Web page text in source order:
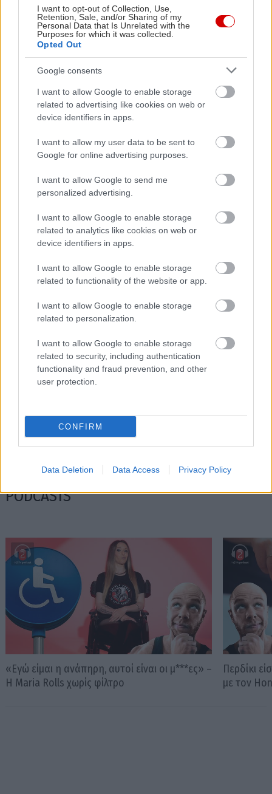
I want to opt-out of Collection, Use,
Retention, Sale, and/or Sharing of my
Personal Data that Is Unrelated with the
Purposes for which it was collected.
Opted Out
Google consents
I want to allow Google to enable storage
related to advertising like cookies on web or
device identifiers in apps.
I want to allow my user data to be sent to
Google for online advertising purposes.
I want to allow Google to send me
personalized advertising.
I want to allow Google to enable storage
related to analytics like cookies on web or
device identifiers in apps.
I want to allow Google to enable storage
related to functionality of the website or app.
I want to allow Google to enable storage
related to personalization.
I want to allow Google to enable storage
related to security, including authentication
functionality and fraud prevention, and other
user protection.
CONFIRM
Data Deletion Data Access Privacy Policy
Διαβάστε επίσης
άλλους να λένε
PODCASTS
«Εγώ είμαι η ανάπηρη, αυτοί είναι οι μ***ες» –
Η Maria Rolls χωρίς φίλτρο
Περδίκι
με τον